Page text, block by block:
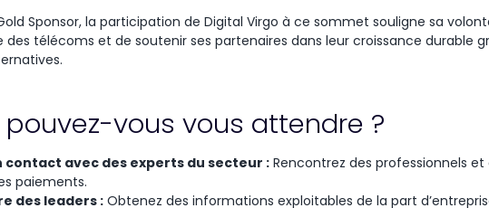
Sponsor, la participation de Digital Virgo à ce sommet souligne sa
des télécoms et de soutenir ses partenaires dans leur croissance durable
pouvez-vous vous attendre ?
contact avec des experts du secteur : Rencontrez des professionnels
paiements.
des leaders :Obtenez des informations exploitables de la part